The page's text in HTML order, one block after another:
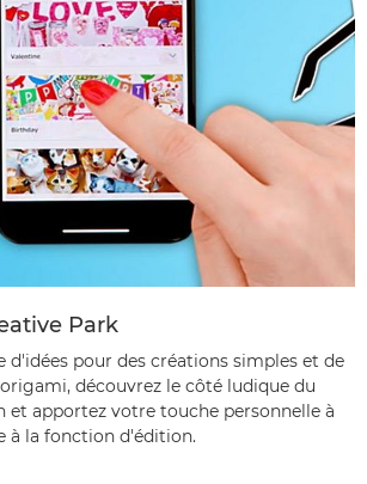
Park
d'idées pour des créations simples et de
découvrez le côté ludique du
et apportez votre touche personnelle à
à la fonction d'édition.